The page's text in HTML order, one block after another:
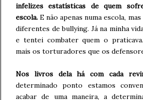
infelizes estatísticas de quem
escola.E não apenas numa escola,
diferentes de bullying. Já na minha
e tentei combater quem o
mais os torturadores que os
Nos livros dela há com cada
determinado ponto estamos
acabar de uma maneira, a